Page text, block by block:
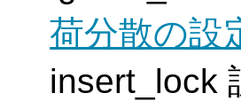
荷分散の設
insert_lock